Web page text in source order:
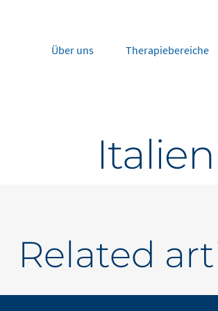
Portugal
Nordics
UK and Ireland
Über uns Therapiebereiche
Italien
Related